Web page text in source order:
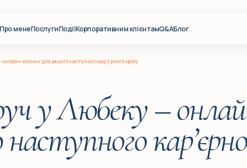
Про менеПослугиПодіїКорпоративним клієнтамQ&AБлог
онлайн-коучинг для вашого наступного кар’єрного кроку
у Любеку –